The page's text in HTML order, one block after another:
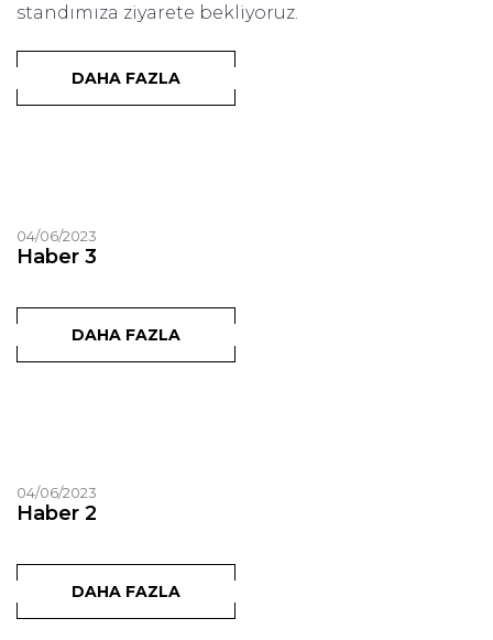
standımıza ziyarete bekliyoruz.
DAHA FAZLA
04/06/2023
Haber 3
DAHA FAZLA
04/06/2023
Haber 2
DAHA FAZLA